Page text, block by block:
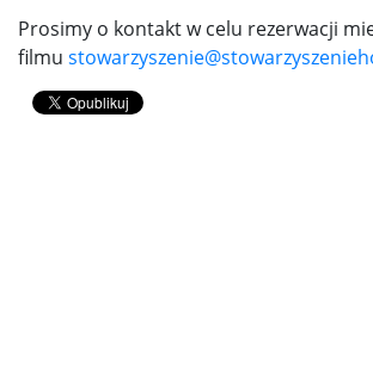
Prosimy o kontakt w celu rezerwacji
filmu